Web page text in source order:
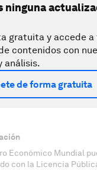
ninguna
gratuita y accede
contenidos con
análisis.
de forma gratuita
Económico Mundial
con la Licencia